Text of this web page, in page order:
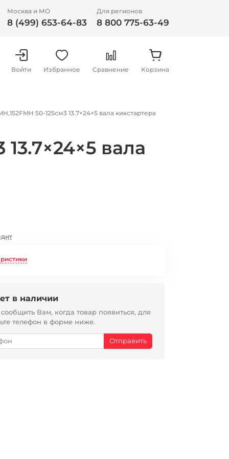
Москва и МО
8 (499) 653-64-83
Для регионов
8 800 775-63-49
Войти Избранное Сравнение Корзина
50-125см3 13.7×24×5 вала кикстартера
13.7×24×5 вала
в наличии
Вам, когда товар появиться, для
телефон в форме ниже.